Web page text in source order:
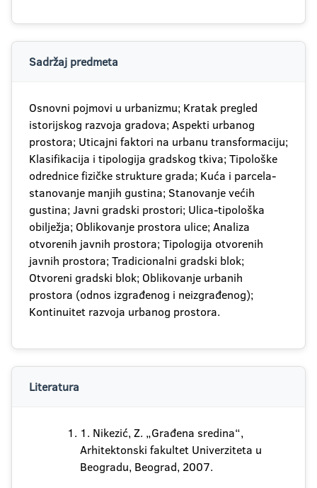
Sadržaj predmeta
Osnovni pojmovi u urbanizmu; Kratak pregled
istorijskog razvoja gradova; Aspekti urbanog
prostora; Uticajni faktori na urbanu transformaciju;
Klasifikacija i tipologija gradskog tkiva; Tipološke
odrednice fizičke strukture grada; Kuća i parcela-
stanovanje manjih gustina; Stanovanje većih
gustina; Javni gradski prostori; Ulica-tipološka
obilježja; Oblikovanje prostora ulice; Analiza
otvorenih javnih prostora; Tipologija otvorenih
javnih prostora; Tradicionalni gradski blok;
Otvoreni gradski blok; Oblikovanje urbanih
prostora (odnos izgrađenog i neizgrađenog);
Kontinuitet razvoja urbanog prostora.
Literatura
1. Nikezić, Z. „Građena sredina“,
Arhitektonski fakultet Univerziteta u
Beogradu, Beograd, 2007.